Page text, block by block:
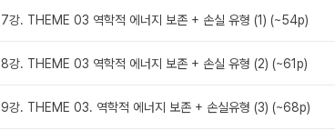
7강. THEME 03 역학적 에너지 보존 + 손실 유형 (1) (~54p)
8강. THEME 03 역학적 에너지 보존 + 손실 유형 (2) (~61p)
9강. THEME 03. 역학적 에너지 보존 + 손실유형 (3) (~68p)